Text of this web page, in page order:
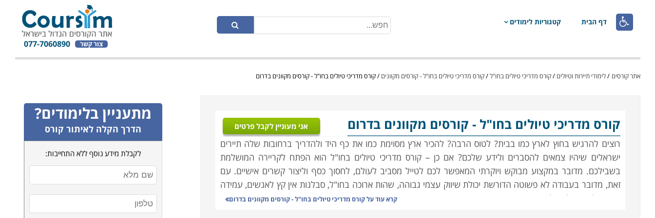
 דף הבית קטגוריות לימודים
צור קשר 077-7060890
אתר קורסים /לימודי תיירות וטיולים /קורס מדריכי טיולים בחו"ל/קורס מדריכי טיולים בחו"ל - קורסים מקוונים /קורס מדריכי טיולים בחו"ל - קורסים מקוונים בדרום
קורס מדריכי טיולים בחו"ל- קורסים מקוונים בדרום אני מעוניין לקבל פרטים
רוצים להרגיש בחוץ לארץ כמו בבית? לטוס הרבה? להכיר ארץ מסוימת כמו את כף היד ולהדריך ברחובות שלה תיירים
ישראלים שיהיו צמאים להסברים ולידע שלכם? אם כן – קורס מדריכי טיולים בחו"ל הוא הפתח לקריירה המושלמת
בשבילכם. מדובר במקצוע מבוקש ויוקרתי המאפשר לכם לטייל מסביב לעולם, לחסוך כסף וליצור קשרים אישיים. עם
זאת, מדובר בעבודה לא פשוטה הדורשת יכולת שיווק עצמי גבוהה, שהות ארוכה בחו"ל, סבלנות אין קץ לאנשים, עמידה
בתנאי לחץ, יכולת אלתור גבוהה והרבה מאוד תכונות נוספות.
קרא עוד עלקורס מדריכי טיולים בחו"ל - קורסים מקוונים בדרום
מתעניין בלימודים?
הדרך הקלה לאיתור קורס
לקבלת מידע נוסף ללא התחייבות: